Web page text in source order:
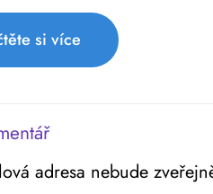
si více
adresa nebude